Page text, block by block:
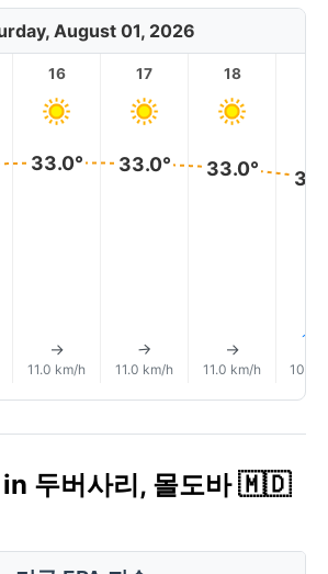
August 01, 2026
16
33.0°
↑
11.0 km/h
17
33.0°
↑
11.0 km/h
18
33.0°
↑
11.0 km/h
1%
10.0
in 두버사리, 몰도바 🇲🇩